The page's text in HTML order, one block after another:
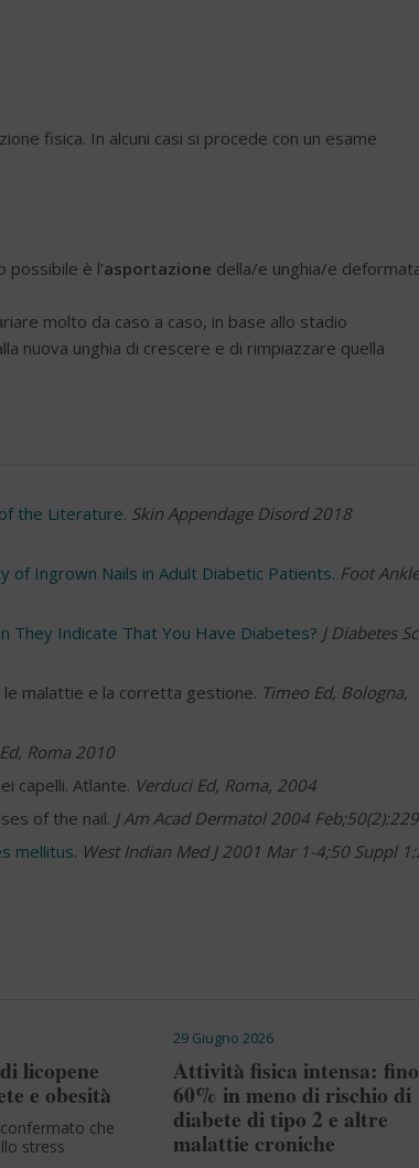
fisica. In alcuni casi si procede con un esame
possibile è l’asportazione della/e unghia/e
molto da caso a caso, in base allo stadio
nuova unghia di crescere e di rimpiazzare quella
the Literature. Skin Appendage Disord 2018
of Ingrown Nails in Adult Diabetic Patients. Foot Ankle
They Indicate That You Have Diabetes? J Diabetes
le malattie e la corretta gestione. Timeo Ed, Bologna,
Roma 2010
capelli. Atlante. Verduci Ed, Roma, 2004
of the nail. J Am Acad Dermatol 2004
mellitus. West Indian Med J 2001 Mar 1-4;50 Suppl
licopene
e obesità
che
stress
29 Giugno 2026
Attività fisica intensa:
60% in meno di rischio di
diabete di tipo 2 e altre
malattie croniche